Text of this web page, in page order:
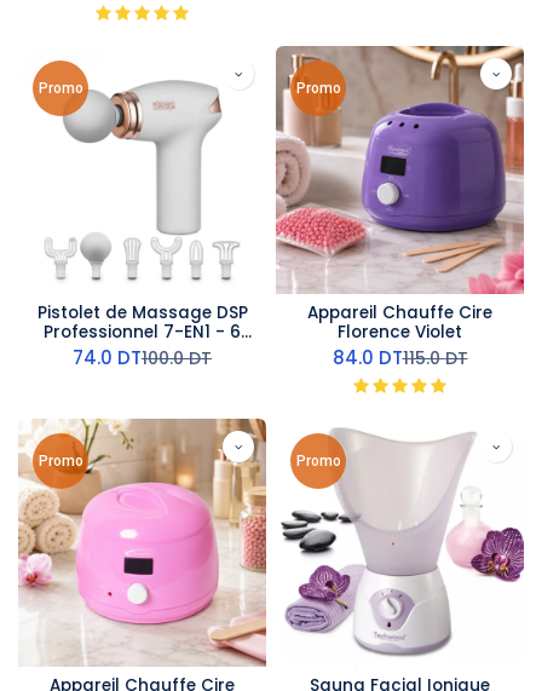
Promo
Pistolet de Massage DSP
Professionnel 7-EN1 - 6
Vitesses Blanc
74.0 DT100.0DT
Promo
Appareil Chauffe Cire
Florence Violet
84.0 DT115.0DT
Promo
Appareil Chauffe Cire
Promo
Sauna Facial Ionique